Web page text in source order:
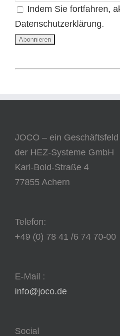
Indem Sie fortfahren,
Datenschutzerklärung.
JOCO – ein Geschäftsfeld
der HEZ-Systeme GmbH
Karl-Bold-Straße 4
77855 Achern
Telefon:
+49 (0) 78 41 /6 74 70-00
E-Mail :
info@joco.de
Social